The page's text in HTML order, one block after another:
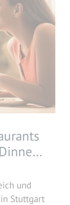
und
Stuttgart